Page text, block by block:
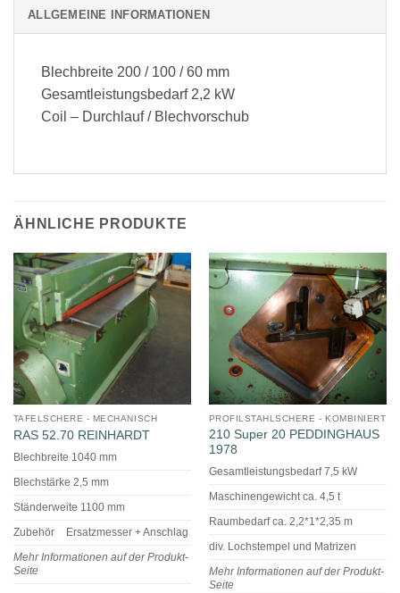
ALLGEMEINE INFORMATIONEN
Blechbreite 200 / 100 / 60 mm
Gesamtleistungsbedarf 2,2 kW
Coil – Durchlauf / Blechvorschub
ÄHNLICHE PRODUKTE
TAFELSCHERE - MECHANISCH
RAS 52.70 REINHARDT
Blechbreite 1040 mm
Blechstärke 2,5 mm
Ständerweite 1100 mm
Zubehör
Ersatzmesser + Anschlag
Mehr Informationen auf der Produkt-
Seite
PROFILSTAHLSCHERE - KOMBINIERT
210 Super 20 PEDDINGHAUS
1978
Gesamtleistungsbedarf 7,5 kW
Maschinengewicht ca. 4,5 t
Raumbedarf ca. 2,2*1*2,35 m
div. Lochstempel und Matrizen
Mehr Informationen auf der Produkt-
Seite